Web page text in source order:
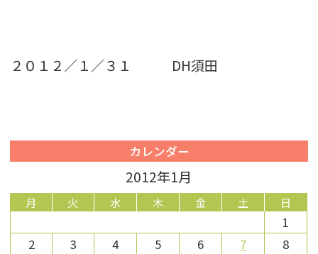
２０１２／１／３１ DH須田
カレンダー
2012年1月
月 火 水 木 金 土 日
1
2
3 4 5 6 7
8